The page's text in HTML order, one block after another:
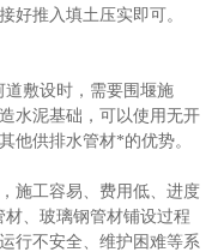
好推入填土压实即可。
道敷设时，需要围堰施
水泥基础，可以使用无开
他供排水管材*的优势。
施工容易、费用低、进度
材、玻璃钢管材铺设过程
行不安全、维护困难等系